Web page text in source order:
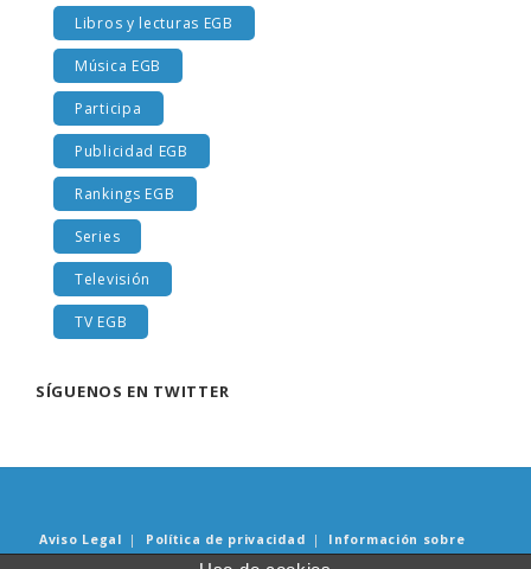
Libros y lecturas EGB
Música EGB
Participa
Publicidad EGB
Rankings EGB
Series
Televisión
TV EGB
Aviso Legal | Política de privacidad | Información sobre